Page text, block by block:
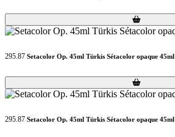
Loading...
Loading...
295.87 Setacolor Op. 45ml Türkis Sétacolor opaque 45ml
Loading...
Loading...
295.87 Setacolor Op. 45ml Türkis Sétacolor opaque 45ml